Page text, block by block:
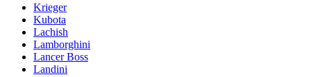
Krieger
Kubota
Lachish
Lamborghini
Lancer Boss
Landini